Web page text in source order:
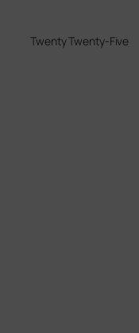
Twenty Twenty-Five